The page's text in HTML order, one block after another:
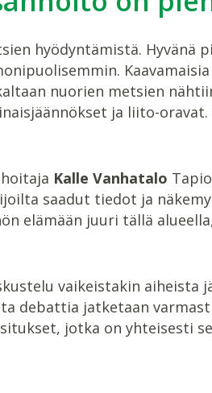
hyödyntämistä.
Kaavamaisia
nuorien metsien
ja liito-
Kalle Vanhatalo
saadut tiedot ja
elämään juuri tällä
vaikeistakin aiheista
debattia jatketaan
jotka on yhteisesti